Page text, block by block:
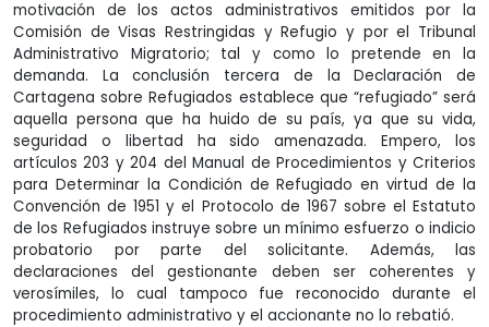
motivación de los actos administrativos emitidos por la
Comisión de Visas Restringidas y Refugio y por el Tribunal
Administrativo Migratorio; tal y como lo pretende en la
demanda. La conclusión tercera de la Declaración de
Cartagena sobre Refugiados establece que “refugiado” será
aquella persona que ha huido de su país, ya que su vida,
seguridad o libertad ha sido amenazada. Empero, los
artículos 203 y 204 del Manual de Procedimientos y Criterios
para Determinar la Condición de Refugiado en virtud de la
Convención de 1951 y el Protocolo de 1967 sobre el Estatuto
de los Refugiados instruye sobre un mínimo esfuerzo o indicio
probatorio por parte del solicitante. Además, las
declaraciones del gestionante deben ser coherentes y
verosímiles, lo cual tampoco fue reconocido durante el
procedimiento administrativo y el accionante no lo rebatió.